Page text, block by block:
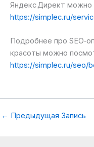
Яндекс Директ можно
https://simplec.ru/
Подробнее про
красоты можно
https://simplec.ru/seo/
← Предыдущая Запись